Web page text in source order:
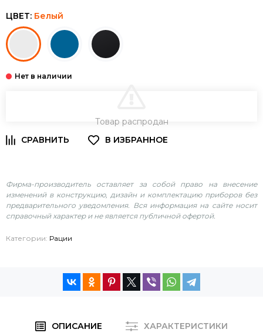
ЦВЕТ: Белый
Товар распродан
Фирма-производитель оставляет за собой право на внесение
изменений в конструкцию, дизайн и комплектацию приборов без
предварительного уведомления. Вся информация на сайте носит
справочный характер и не является публичной офертой.
Категории: Рации
ОПИСАНИЕ ХАРАКТЕРИСТИКИ